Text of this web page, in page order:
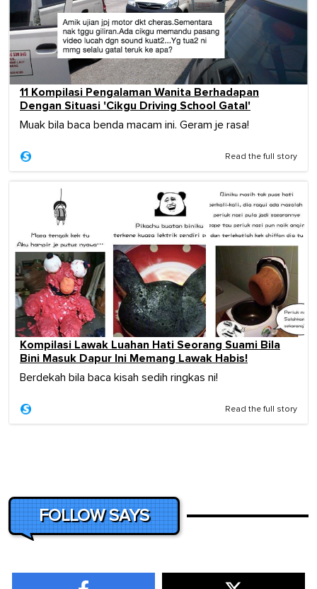
11 Kompilasi Pengalaman Wanita Berhadapan
Dengan Situasi 'Cikgu Driving School Gatal'
Muak bila baca benda macam ini. Geram je rasa!
Read the full story
Kompilasi Lawak Luahan Hati Seorang Suami Bila
Bini Masuk Dapur Ini Memang Lawak Habis!
Berdekah bila baca kisah sedih ringkas ni!
Read the full story
FOLLOW SAYS